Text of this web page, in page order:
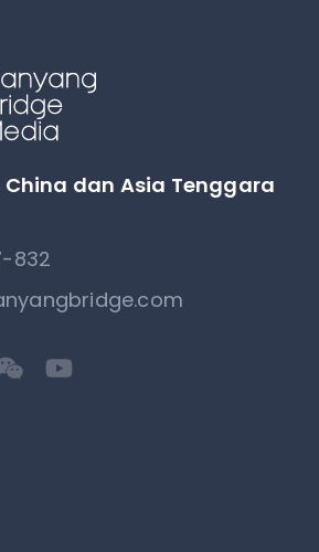
dan Asia Tenggara
832